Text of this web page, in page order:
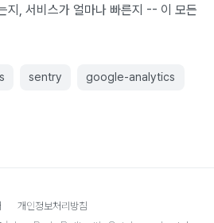
지, 서비스가 얼마나 빠른지 -- 이 모든
sentry google-analytics
개인정보처리방침